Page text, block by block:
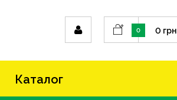
0 0 грн
Каталог